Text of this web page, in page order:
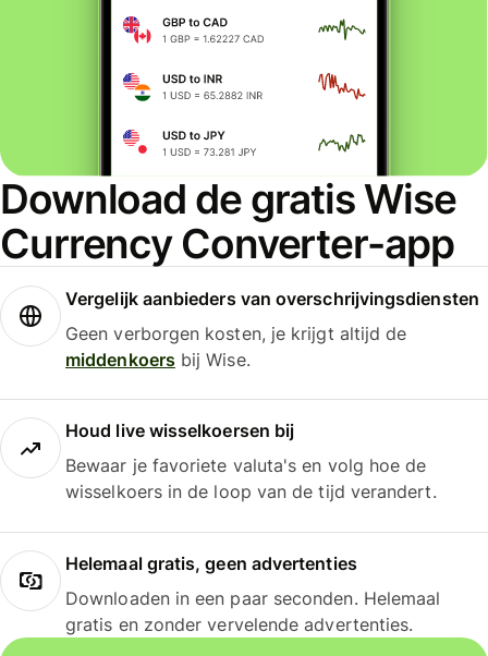
Download de gratis Wise
Currency Converter-app
Vergelijk aanbieders van overschrijvingsdiensten
Geen verborgen kosten, je krijgt altijd de
middenkoersbij Wise.
Houd live wisselkoersen bij
Bewaar je favoriete valuta's en volg hoe de
wisselkoers in de loop van de tijd verandert.
Helemaal gratis, geen advertenties
Downloaden in een paar seconden. Helemaal
gratis en zonder vervelende advertenties.